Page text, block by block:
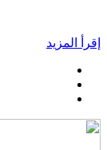
إقرأ المزيد